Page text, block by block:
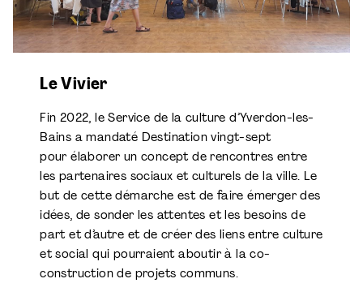
Le Vivier
Fin 2022, le Service de la culture d’Yverdon-les-
Bains a mandaté Destination vingt-sept
pour élaborer un concept de rencontres entre
les partenaires sociaux et culturels de la ville. Le
but de cette démarche est de faire émerger des
idées, de sonder les attentes et les besoins de
part et d’autre et de créer des liens entre culture
et social qui pourraient aboutir à la co-
construction de projets communs.